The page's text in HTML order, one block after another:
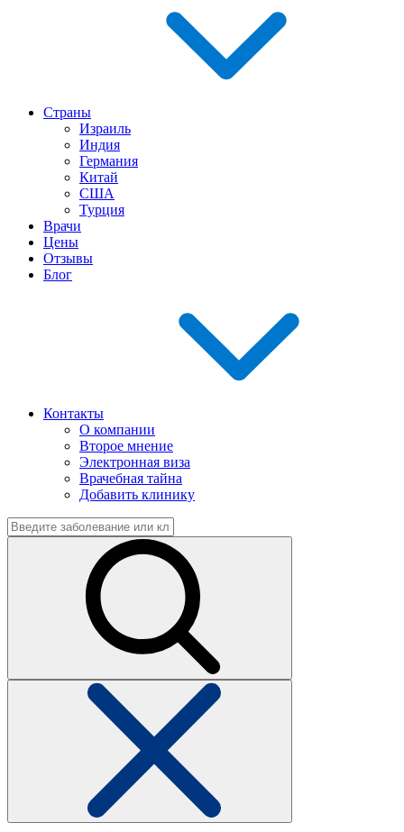
Страны
Израиль
Индия
Германия
Китай
США
Турция
Врачи
Цены
Отзывы
Блог
Контакты
О компании
Второе мнение
Электронная виза
Врачебная тайна
Добавить клинику